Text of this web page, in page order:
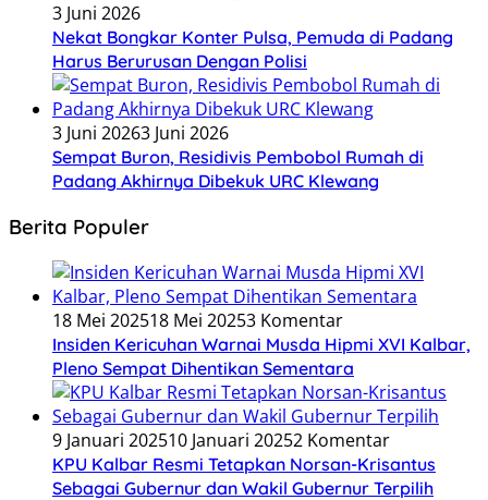
3 Juni 2026
Nekat Bongkar Konter Pulsa, Pemuda di Padang
Harus Berurusan Dengan Polisi
3 Juni 20263 Juni 2026
Sempat Buron, Residivis Pembobol Rumah di
Padang Akhirnya Dibekuk URC Klewang
Berita Populer
18 Mei 202518 Mei 20253 Komentar
Insiden Kericuhan Warnai Musda Hipmi XVI Kalbar,
Pleno Sempat Dihentikan Sementara
9 Januari 202510 Januari 20252 Komentar
KPU Kalbar Resmi Tetapkan Norsan-Krisantus
Sebagai Gubernur dan Wakil Gubernur Terpilih